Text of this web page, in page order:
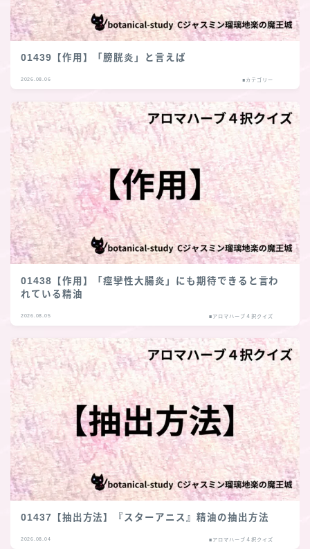
01439【作用】「膀胱炎」と言えば
2026.08.06 ■カテゴリー
01438【作用】「痙攣性大腸炎」にも期待できると言わ
れている精油
2026.08.05 ■アロマハーブ４択クイズ
01437【抽出方法】『スターアニス』精油の抽出方法
2026.08.04 ■アロマハーブ４択クイズ